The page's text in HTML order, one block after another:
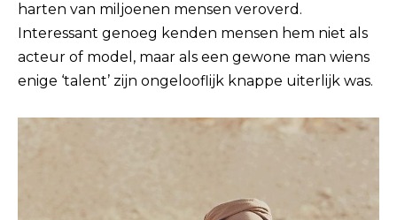
harten van miljoenen mensen veroverd.
Interessant genoeg kenden mensen hem niet als
acteur of model, maar als een gewone man wiens
enige ‘talent’ zijn ongelooflijk knappe uiterlijk was.